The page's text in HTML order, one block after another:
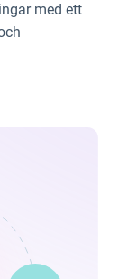
med ett